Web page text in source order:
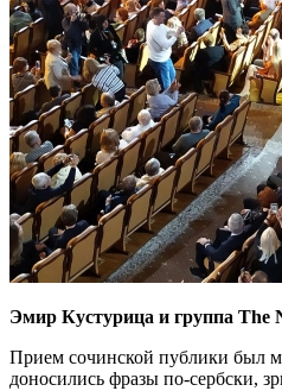
Эмир Кустурица и группа The
Прием сочинской публики был
доносились фразы по-сербски,